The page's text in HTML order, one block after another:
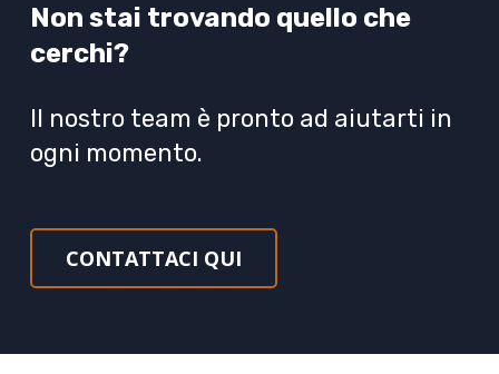
Non stai trovando quello che
cerchi?
Il nostro team è pronto ad aiutarti in
ogni momento.
CONTATTACI QUI